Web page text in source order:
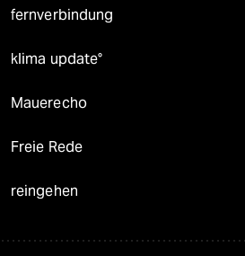
fernverbindung
klima update°
Mauerecho
Freie Rede
reingehen